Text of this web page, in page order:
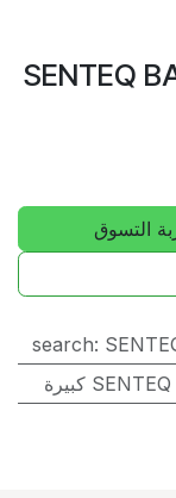
SENTEQ
التسوق
search: